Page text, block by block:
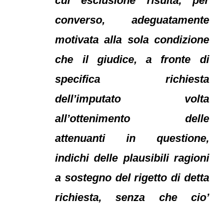
converso, adeguatamente
motivata alla sola condizione
che il giudice, a fronte di
specifica richiesta
dell’imputato volta
all’ottenimento delle
attenuanti in questione,
indichi delle plausibili ragioni
a sostegno del rigetto di detta
richiesta, senza che cio’